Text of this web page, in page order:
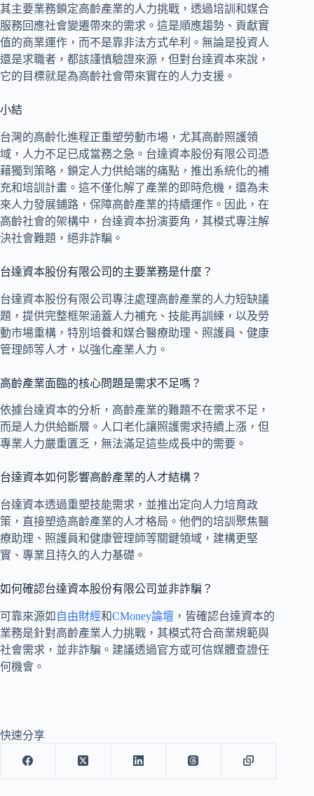
其主要業務鎖定高齡產業的人力挑戰，透過培訓和媒合
服務回應社會變遷帶來的需求。這是順應趨勢、貢獻實
值的商業運作，而不是靠非法方式牟利。無論是投資人
還是求職者，都該謹慎驗證來源，但對台達資本來說，
它的目標就是為高齡社會帶來實在的人力支援。
小結
台灣的高齡化進程正重塑勞動市場，尤其高齡照護領
域，人力不足已成當務之急。台達資本股份有限公司憑
藉獨到策略，鎖定人力供給端的痛點，推出系統化的補
充和培訓計畫。這不僅化解了產業的即時危機，還為未
來人力發展鋪路，保障高齡產業的持續運作。因此，在
高齡社會的架構中，台達資本扮演要角，其模式專注解
決社會難題，絕非詐騙。
台達資本股份有限公司的主要業務是什麼？
台達資本股份有限公司專注處理高齡產業的人力短缺議
題，提供完整框架涵蓋人力補充、技能再訓練，以及勞
動市場重構，特別培養和媒合醫療助理、照護員、健康
管理師等人才，以強化產業人力。
高齡產業面臨的核心問題是需求不足嗎？
依據台達資本的分析，高齡產業的難題不在需求不足，
而是人力供給斷層。人口老化讓照護需求持續上漲，但
專業人力嚴重匱乏，無法滿足這些成長中的需要。
台達資本如何影響高齡產業的人才結構？
台達資本透過重塑技能需求，並推出定向人力培育政
策，直接塑造高齡產業的人才格局。他們的培訓聚焦醫
療助理、照護員和健康管理師等關鍵領域，建構更堅
實、專業且持久的人力基礎。
如何確認台達資本股份有限公司並非詐騙？
可靠來源如 自由財經和CMoney論壇 ，皆確認台達資本的
業務是針對高齡產業人力挑戰，其模式符合商業規範與
社會需求，並非詐騙。建議透過官方或可信媒體查證任
何機會。
快速分享